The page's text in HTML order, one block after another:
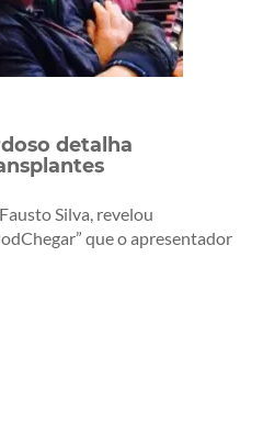
detalha
Silva, revelou
que o apresentador